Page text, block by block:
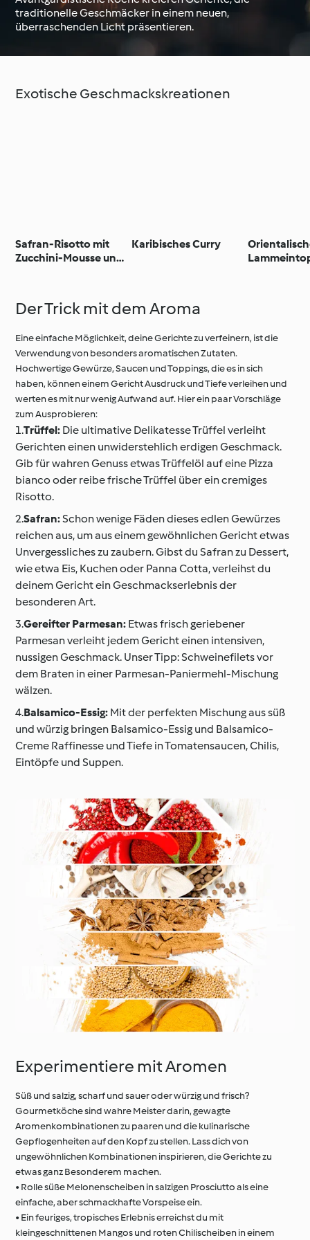
Thermomix®
Kochschule
traditionelle Geschmäcker in einem neuen,
überraschenden Licht präsentieren.
Exotische Geschmackskreationen
Safran-Risotto mit
Zucchini-Mousse und
Karibisches Curry
Der Trick mit dem Aroma
Eine einfache Möglichkeit, deine Gerichte zu verfeinern, ist die
Verwendung von besonders aromatischen Zutaten.
Hochwertige Gewürze, Saucen und Toppings, die es in sich
haben, können einem Gericht Ausdruck und Tiefe verleihen und
werten es mit nur wenig Aufwand auf. Hier ein paar Vorschläge
zum Ausprobieren:
1.Trüffel: Die ultimative Delikatesse Trüffel verleiht
Gerichten einen unwiderstehlich erdigen Geschmack.
Gib für wahren Genuss etwas Trüffelöl auf eine Pizza
bianco oder reibe frische Trüffel über ein cremiges
Risotto.
2.Safran:Schon wenige Fäden dieses edlen Gewürzes
reichen aus, um aus einem gewöhnlichen Gericht etwas
Unvergessliches zu zaubern. Gibst du Safran zu Dessert,
wie etwa Eis, Kuchen oder Panna Cotta, verleihst du
deinem Gericht ein Geschmackserlebnis der
besonderen Art.
3.Gereifter Parmesan: Etwas frisch geriebener
Parmesan verleiht jedem Gericht einen intensiven,
nussigen Geschmack. Unser Tipp: Schweinefilets vor
dem Braten in einer Parmesan-Paniermehl-Mischung
wälzen.
4.Balsamico-Essig: Mit der perfekten Mischung aus süß
und würzig bringen Balsamico-Essig und Balsamico-
Creme Raffinesse und Tiefe in Tomatensaucen, Chilis,
Eintöpfe und Suppen.
Experimentiere mit Aromen
Süß und salzig, scharf und sauer oder würzig und frisch?
Gourmetköche sind wahre Meister darin, gewagte
Aromenkombinationen zu paaren und die kulinarische
Gepflogenheiten auf den Kopf zu stellen. Lass dich von
ungewöhnlichen Kombinationen inspirieren, die Gerichte zu
etwas ganz Besonderem machen.
• Rolle süße Melonenscheiben in salzigen Prosciutto als eine
einfache, aber schmackhafte Vorspeise ein.
• Ein feuriges, tropisches Erlebnis erreichst du mit
kleingeschnittenen Mangos und roten Chilischeiben in einem